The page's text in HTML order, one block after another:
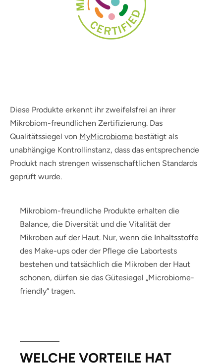
Diese Produkte erkennt ihr zweifelsfrei an ihrer
Mikrobiom-freundlichen Zertifizierung. Das
Qualitätssiegel von MyMicrobiome bestätigt als
unabhängige Kontrollinstanz, dass das entsprechende
Produkt nach strengen wissenschaftlichen Standards
geprüft wurde.
Mikrobiom-freundliche Produkte erhalten die
Balance, die Diversität und die Vitalität der
Mikroben auf der Haut. Nur, wenn die Inhaltsstoffe
des Make-ups oder der Pflege die Labortests
bestehen und tatsächlich die Mikroben der Haut
schonen, dürfen sie das Gütesiegel „Microbiome-
friendly“ tragen.
WELCHE VORTEILE HAT